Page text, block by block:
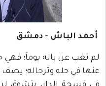
أحمد الباش - دمشق
لم تغب عن باله يوماً؛ فهي
عنها في حله وترحاله؛ يصف